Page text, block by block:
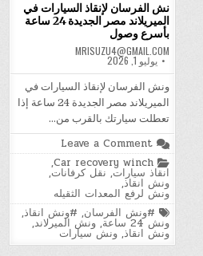
نش الفرسان لإنقاذ السيارات في
الميريلاند مصر الجديدة 24 ساعة
بأسرع وصول
MRISUZU4@GMAIL.COM
يوليو 1, 2026
ونش الفرسان لإنقاذ السيارات في
الميريلاند مصر الجديدة 24 ساعة إذا
تعطلت سيارتك بالقرب من…
Leave a Comment
نش
الفرسان
لإنقاذ
في
الميريلاند
مصر
الجديدة
24
ساعة
Posted
in
Car recovery winch
,
انقاذ سيارات, نقل كرفانات,
ونش انقاذ,
ونش لرفع المعدات الثقيله
Tagged
#ونش الفرسان, #ونش انقاذ,
ونش 24 ساعة ,ونش الميرلاند,
ونش انقاذ,ونش سيارات